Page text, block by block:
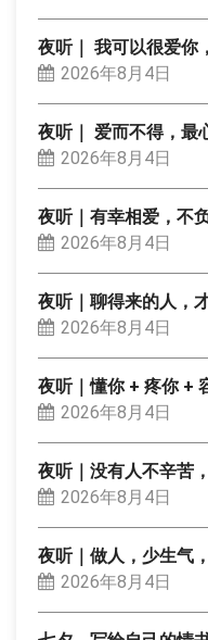
夜听｜ 我可以很爱你
2026年8月4日
夜听｜ 爱而不得，最
2026年8月4日
夜听｜有幸相爱，不
2026年8月4日
夜听｜聊得来的人，
2026年8月4日
夜听｜懂你 + 疼你 +
2026年8月4日
夜听｜没有人不辛苦
2026年8月4日
夜听｜做人，少生气
2026年8月4日